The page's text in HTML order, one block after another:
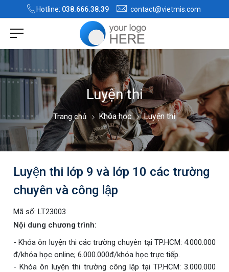
Hotline: 038.666.38.39 contact@vietmis.com
Luyện thi
Trang chủ Khóa học Luyện thi
Luyện thi lớp 9 và lớp 10 các trường
chuyên và công lập
Mã số:LT23003
Nội dung chương trình:
- Khóa ôn luyện thi các trường chuyên tại TP.HCM: 4.000.000
đ/khóa học online; 6.000.000đ/khóa học trực tiếp.
- Khóa ôn luyện thi trường công lập tại TP.HCM: 3.000.000